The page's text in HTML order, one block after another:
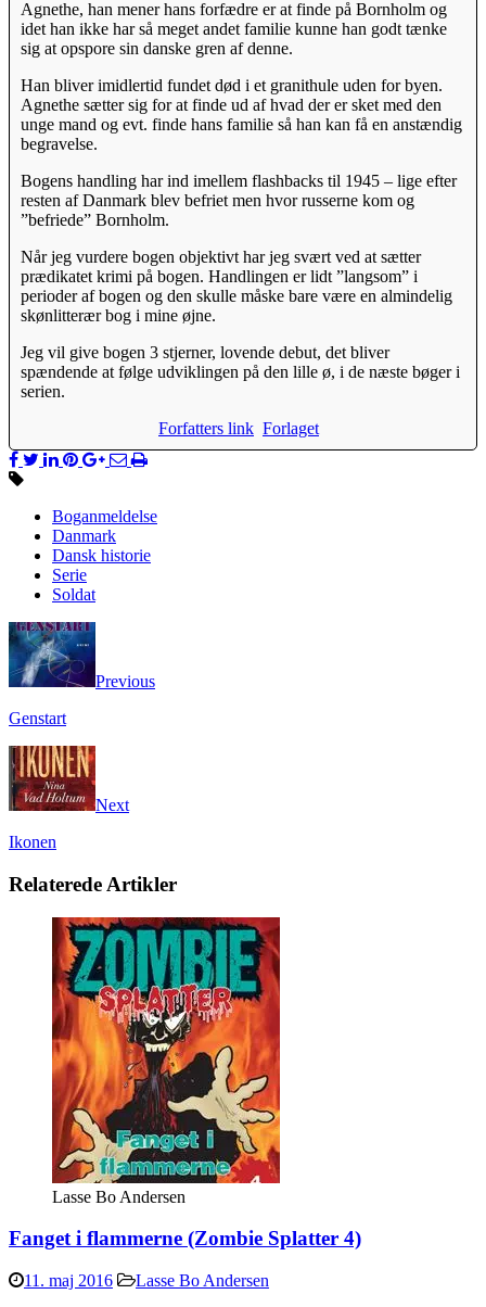
Agnethe, han mener hans forfædre er at finde på Bornholm og
idet han ikke har så meget andet familie kunne han godt tænke
sig at opspore sin danske gren af denne.
Han bliver imidlertid fundet død i et granithule uden for byen.
Agnethe sætter sig for at finde ud af hvad der er sket med den
unge mand og evt. finde hans familie så han kan få en anstændig
begravelse.
Bogens handling har ind imellem flashbacks til 1945 – lige efter
resten af Danmark blev befriet men hvor russerne kom og
”befriede” Bornholm.
Når jeg vurdere bogen objektivt har jeg svært ved at sætter
prædikatet krimi på bogen. Handlingen er lidt ”langsom” i
perioder af bogen og den skulle måske bare være en almindelig
skønlitterær bog i mine øjne.
Jeg vil give bogen 3 stjerner, lovende debut, det bliver
spændende at følge udviklingen på den lille ø, i de næste bøger i
serien.
Forfatters link Forlaget
Boganmeldelse
Danmark
Dansk historie
Serie
Soldat
Previous
Genstart
Next
Ikonen
Relaterede Artikler
Lasse Bo Andersen
Fanget i flammerne (Zombie Splatter 4)
11. maj 2016
Lasse Bo Andersen